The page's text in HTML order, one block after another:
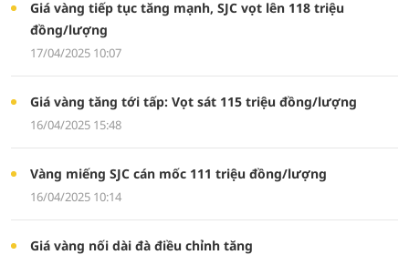
Giá vàng tiếp tục tăng mạnh, SJC vọt lên 118 triệu
đồng/lượng
17/04/2025 10:07
Giá vàng tăng tới tấp: Vọt sát 115 triệu đồng/lượng
16/04/2025 15:48
Vàng miếng SJC cán mốc 111 triệu đồng/lượng
16/04/2025 10:14
Giá vàng nối dài đà điều chỉnh tăng